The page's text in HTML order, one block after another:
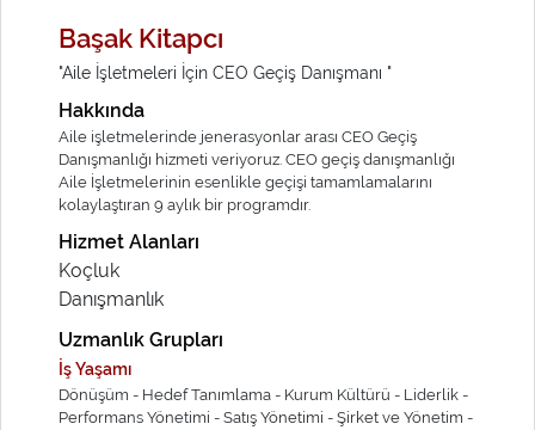
Başak Kitapcı
"Aile İşletmeleri İçin CEO Geçiş Danışmanı "
Hakkında
Aile işletmelerinde jenerasyonlar arası CEO Geçiş
Danışmanlığı hizmeti veriyoruz. CEO geçiş danışmanlığı
Aile İşletmelerinin esenlikle geçişi tamamlamalarını
kolaylaştıran 9 aylık bir programdır.
Hizmet Alanları
Koçluk
Danışmanlık
Uzmanlık Grupları
İş Yaşamı
Dönüşüm - Hedef Tanımlama - Kurum Kültürü - Liderlik -
Performans Yönetimi - Satış Yönetimi - Şirket ve Yönetim -